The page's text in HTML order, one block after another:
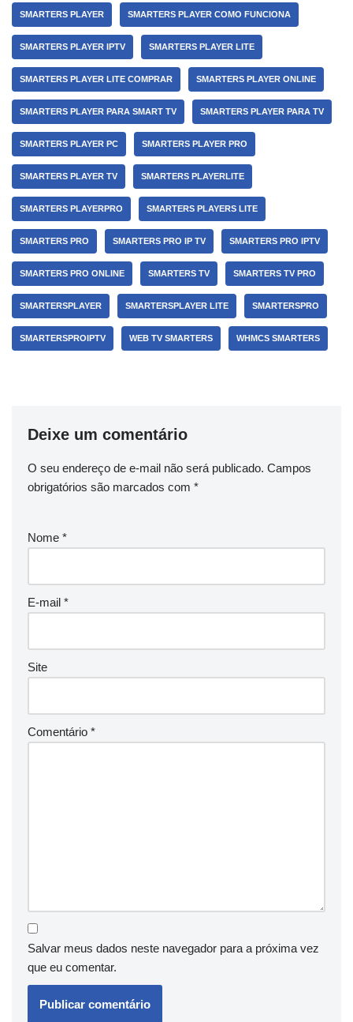
SMARTERS PLAYER SMARTERS PLAYER COMO FUNCIONA
SMARTERS PLAYER IPTV SMARTERS PLAYER LITE
SMARTERS PLAYER LITE COMPRAR SMARTERS PLAYER ONLINE
SMARTERS PLAYER PARA SMART TV SMARTERS PLAYER PARA TV
SMARTERS PLAYER PC SMARTERS PLAYER PRO
SMARTERS PLAYER TV SMARTERS PLAYERLITE
SMARTERS PLAYERPRO SMARTERS PLAYERS LITE
SMARTERS PRO SMARTERS PRO IP TV SMARTERS PRO IPTV
SMARTERS PRO ONLINE SMARTERS TV SMARTERS TV PRO
SMARTERSPLAYER SMARTERSPLAYER LITE SMARTERSPRO
SMARTERSPROIPTV WEB TV SMARTERS WHMCS SMARTERS
Deixe um comentário
O seu endereço de e-mail não será publicado. Campos
obrigatórios são marcados com *
Nome *
E-mail *
Site
Comentário *
Salvar meus dados neste navegador para a próxima vez
que eu comentar.